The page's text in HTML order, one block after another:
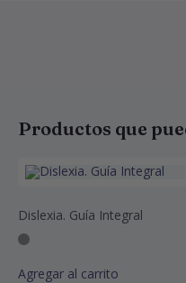
Productos que
Dislexia. Guía Integral
Agregar al carrito